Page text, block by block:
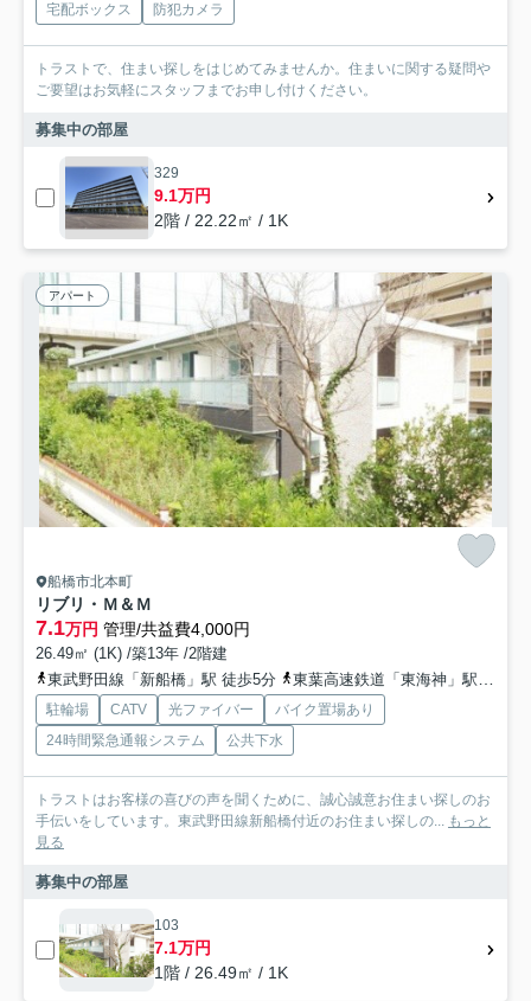
宅配ボックス
防犯カメラ
トラストで、住まい探しをはじめてみませんか。住まいに関する疑問や
ご要望はお気軽にスタッフまでお申し付けください。
募集中の部屋
329
9.1万円
2階 / 22.22㎡ / 1K
アパート
船橋市北本町
リブリ・Ｍ＆Ｍ
7.1万円 管理/共益費4,000円
26.49㎡ (1K) /築13年 /2階建
東武野田線「新船橋」駅 徒歩5分
東葉高速鉄道「東海神」駅 徒歩13分
駐輪場 CATV 光ファイバー
バイク置場あり
24時間緊急通報システム
公共下水
トラストはお客様の喜びの声を聞くために、誠心誠意お住まい探しのお
手伝いをしています。東武野田線新船橋付近のお住まい探しの... もっと
見る
募集中の部屋
103
7.1万円
1階 / 26.49㎡ / 1K